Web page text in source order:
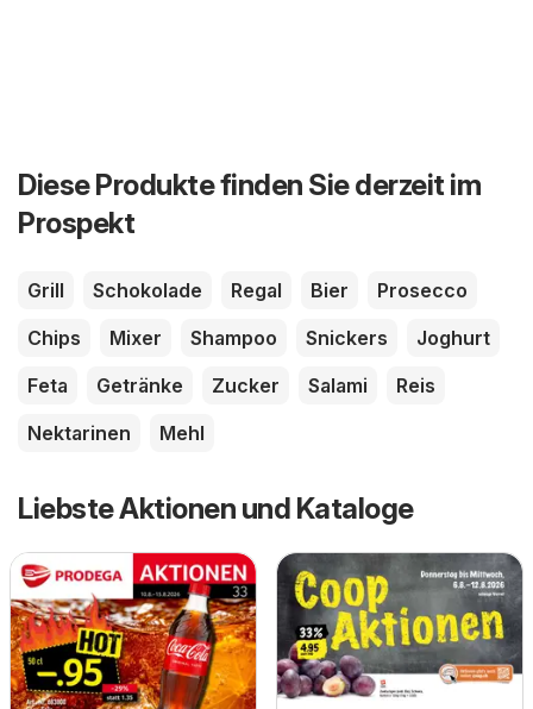
Diese Produkte finden Sie derzeit im
Prospekt
Grill Schokolade Regal Bier
Prosecco
Chips
Mixer Shampoo Snickers
Joghurt
Feta
Getränke Zucker Salami
Reis
Nektarinen
Mehl
Liebste Aktionen und Kataloge